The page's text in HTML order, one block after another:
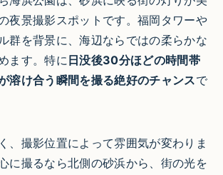
夜景撮影スポットです。福岡タワーや
群を背景に、海辺ならではの柔らかな
ます。特に 日没後30分ほどの時間帯
溶け合う瞬間を撮る絶好のチャンスで
、撮影位置によって雰囲気が変わりま
に撮るなら北側の砂浜から、街の光を